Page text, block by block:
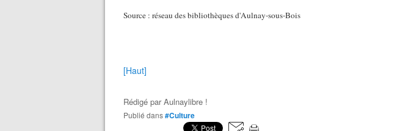
Source : réseau des bibliothèques d'Aulnay-sous-Bois
[Haut]
Rédigé parAulnaylibre !
Publié dans#Culture